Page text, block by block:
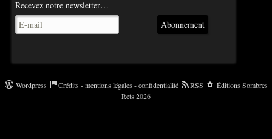
Recevez notre newsletter…
Abonnement
Wordpress Crédits - mentions légales - confidentialité RSS
Éditions Sombres
Rets 2026